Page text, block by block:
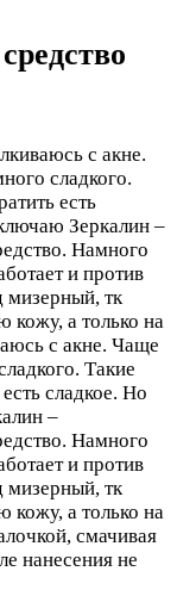
с акне.
сладкого.
есть
Зеркалин –
Намного
и против
мизерный, тк
а только на
с акне. Чаще
Такие
сладкое. Но
–
Намного
и против
мизерный, тк
а только на
смачивая
нанесения не